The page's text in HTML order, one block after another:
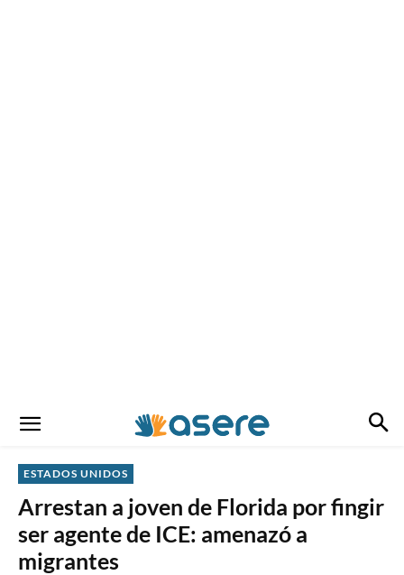
ESTADOS UNIDOS
Arrestan a joven de Florida por fingir
ser agente de ICE: amenazó a
migrantes